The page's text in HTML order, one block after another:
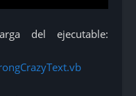
del ejecutable: